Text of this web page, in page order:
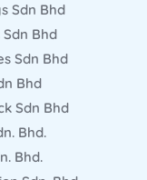
Sdn Bhd
Sdn Bhd
Sdn Bhd
Bhd
Sdn Bhd
Bhd.
Bhd.